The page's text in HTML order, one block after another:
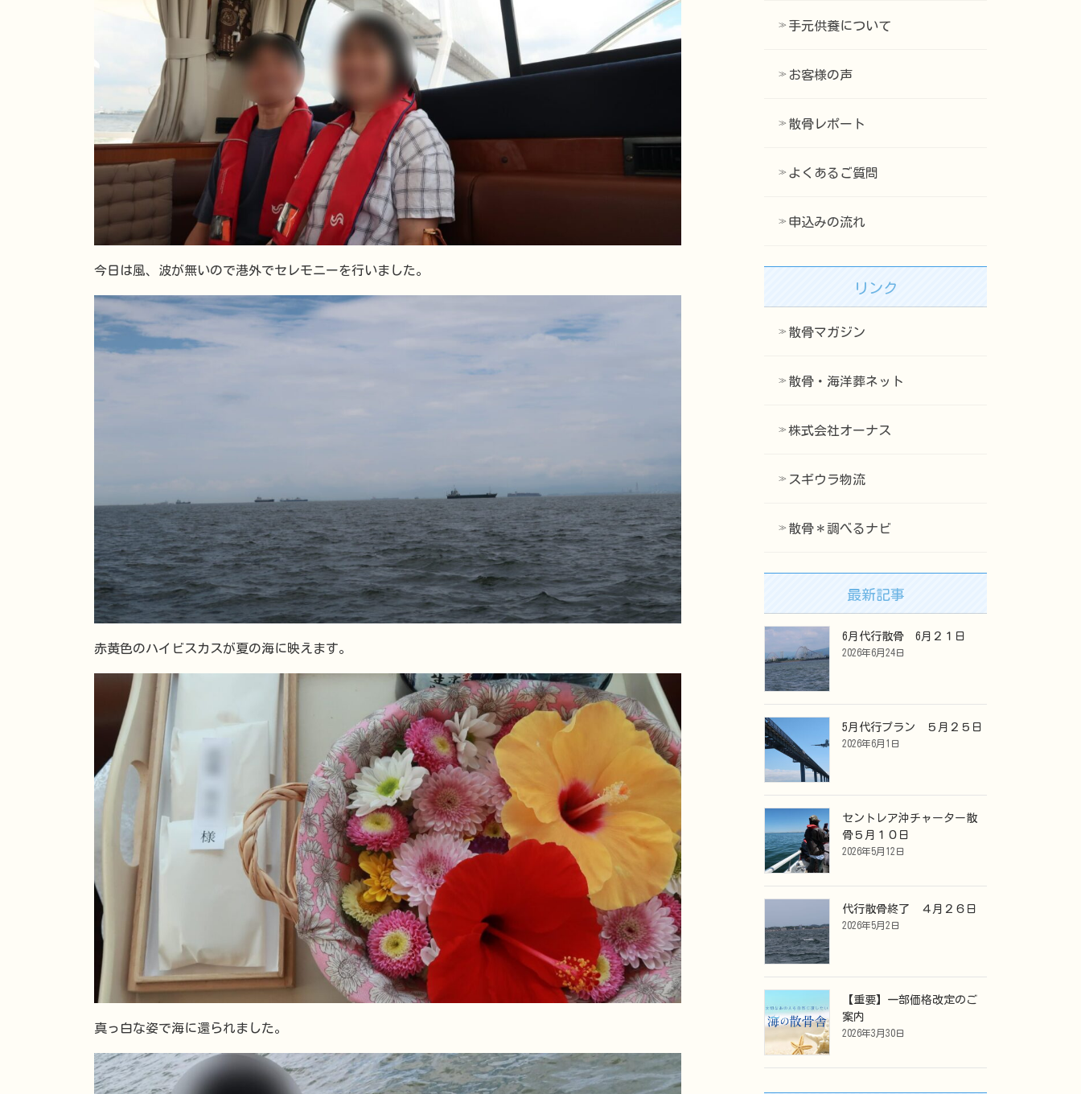
今日は風、波が無いので港外でセレモニーを行いました。
赤黄色のハイビスカスが夏の海に映えます。
真っ白な姿で海に還られました。
手元供養について
お客様の声
散骨レポート
よくあるご質問
申込みの流れ
リンク
散骨マガジン
散骨・海洋葬ネット
株式会社オーナス
スギウラ物流
散骨＊調べるナビ
最新記事
6月代行散骨 6月２１日
2026年6月24日
5月代行プラン ５月２５日
2026年6月1日
セントレア沖チャーター散
骨５月１０日
2026年5月12日
代行散骨終了 ４月２６日
2026年5月2日
【重要】一部価格改定のご
案内
2026年3月30日